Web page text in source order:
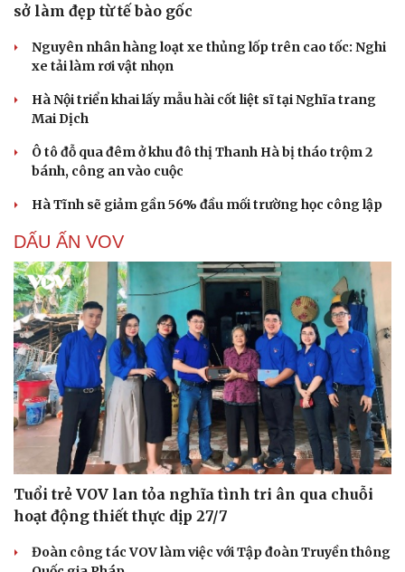
sở làm đẹp từ tế bào gốc
Nguyên nhân hàng loạt xe thủng lốp trên cao tốc: Nghi
xe tải làm rơi vật nhọn
Hà Nội triển khai lấy mẫu hài cốt liệt sĩ tại Nghĩa trang
Mai Dịch
Ô tô đỗ qua đêm ở khu đô thị Thanh Hà bị tháo trộm 2
bánh, công an vào cuộc
Hà Tĩnh sẽ giảm gần 56% đầu mối trường học công lập
DẤU ẤN VOV
Tuổi trẻ VOV lan tỏa nghĩa tình tri ân qua chuỗi
hoạt động thiết thực dịp 27/7
Đoàn công tác VOV làm việc với Tập đoàn Truyền thông